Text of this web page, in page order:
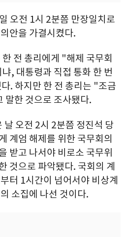
오전 1시 2분쯤 만장일치로
안을 가결시켰다.
전 총리에게 "해제 국무회
, 대통령과 직접 통화 한 번
. 하지만 한 전 총리는 "조금
말한 것으로 조사됐다.
날 오전 2시 2분쯤 정진석 당
계엄 해제를 위한 국무회의
받고 나서야 비로소 국무위
것으로 파악됐다. 국회의 계
터 1시간이 넘어서야 비상계
소집에 나선 것이다.